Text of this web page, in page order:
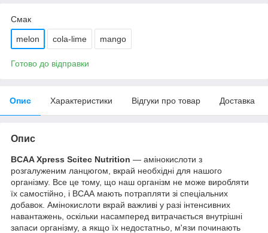
Смак
melon cola-lime mango
Готово до відправки
Опис Характеристики Відгуки про товар Доставка
Опис
BCAA Xpress Scitec Nutrition — амінокислоти з
розгалуженим ланцюгом, вкрай необхідні для нашого
організму. Все це тому, що наш організм не може виробляти
їх самостійно, і ВСАА мають потрапляти зі спеціальних
добавок. Амінокислоти вкрай важливі у разі інтенсивних
навантажень, оскільки насамперед витрачається внутрішні
запаси організму, а якщо їх недостатньо, м'язи починають